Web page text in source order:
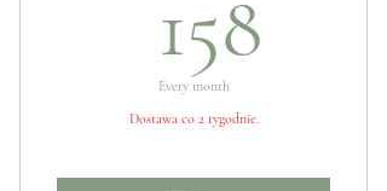
158
Every month
Dostawa co 2 tygodnie.